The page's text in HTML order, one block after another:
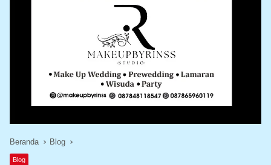
Beranda Blog
Blog